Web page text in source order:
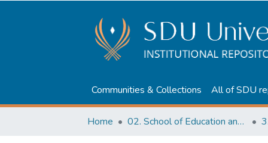
Communities & Collections All of SDU
Home 02. School of Education and humanities